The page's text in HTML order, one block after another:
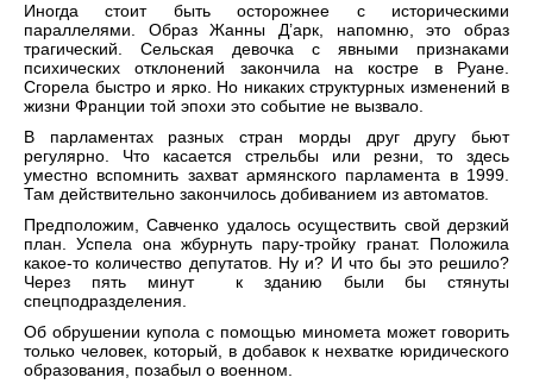
Иногда стоит быть осторожнее с историческими
параллелями. Образ Жанны Д’арк, напомню, это образ
трагический. Сельская девочка с явными признаками
психических отклонений закончила на костре в Руане.
Сгорела быстро и ярко. Но никаких структурных изменений в
жизни Франции той эпохи это событие не вызвало.
В парламентах разных стран морды друг другу бьют
регулярно. Что касается стрельбы или резни, то здесь
уместно вспомнить захват армянского парламента в 1999.
Там действительно закончилось добиванием из автоматов.
Предположим, Савченко удалось осуществить свой дерзкий
план. Успела она жбурнуть пару-тройку гранат. Положила
какое-то количество депутатов. Ну и? И что бы это решило?
Через пять минут к зданию были бы стянуты
спецподразделения.
Об обрушении купола с помощью миномета может говорить
только человек, который, в добавок к нехватке юридического
образования, позабыл о военном.